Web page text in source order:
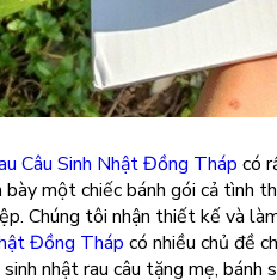
Câu Sinh Nhật Đồng Tháp có
bày một chiếc bánh gói cả tình
Chúng tôi nhận thiết kế và
Đồng Tháp có nhiều chủ đề
nhật rau câu tặng mẹ, bánh